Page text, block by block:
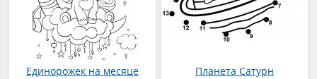
Единорожек на месяце Планета Сатурн